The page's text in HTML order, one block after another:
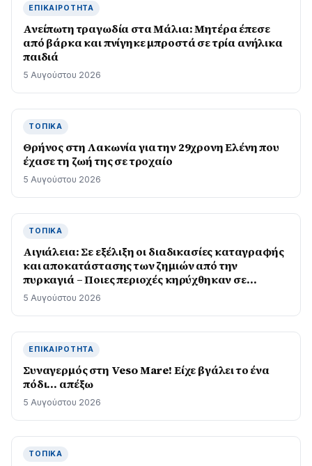
ΕΠΙΚΑΙΡΌΤΗΤΑ
Ανείπωτη τραγωδία στα Μάλια: Μητέρα έπεσε
από βάρκα και πνίγηκε μπροστά σε τρία ανήλικα
παιδιά
5 Αυγούστου 2026
ΤΟΠΙΚΆ
Θρήνος στη Λακωνία για την 29χρονη Ελένη που
έχασε τη ζωή της σε τροχαίο
5 Αυγούστου 2026
ΤΟΠΙΚΆ
Αιγιάλεια: Σε εξέλιξη οι διαδικασίες καταγραφής
και αποκατάστασης των ζημιών από την
πυρκαγιά – Ποιες περιοχές κηρύχθηκαν σε
κατάσταση έκτακτης ανάγκης
5 Αυγούστου 2026
ΕΠΙΚΑΙΡΌΤΗΤΑ
Συναγερμός στη Veso Mare! Είχε βγάλει το ένα
πόδι… απέξω
5 Αυγούστου 2026
ΤΟΠΙΚΆ